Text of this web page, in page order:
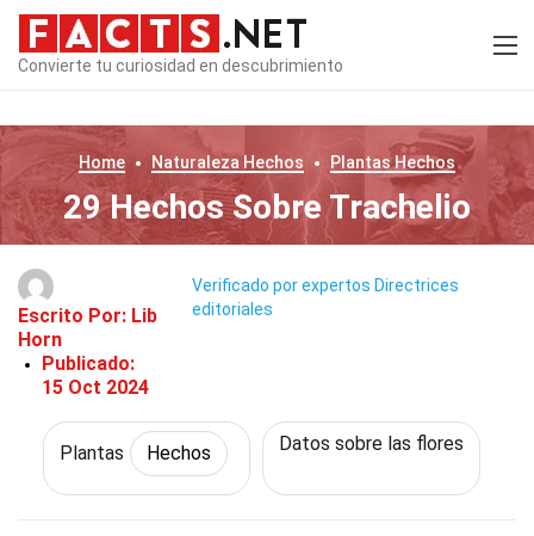
Convierte tu curiosidad en descubrimiento
Home Naturaleza Hechos PlantasHechos
29 Hechos Sobre Trachelio
Escrito Por: Lib
Horn
Publicado:
15 Oct 2024
Verificado por expertos Directrices
editoriales
Plantas Hechos Datos sobre las flores